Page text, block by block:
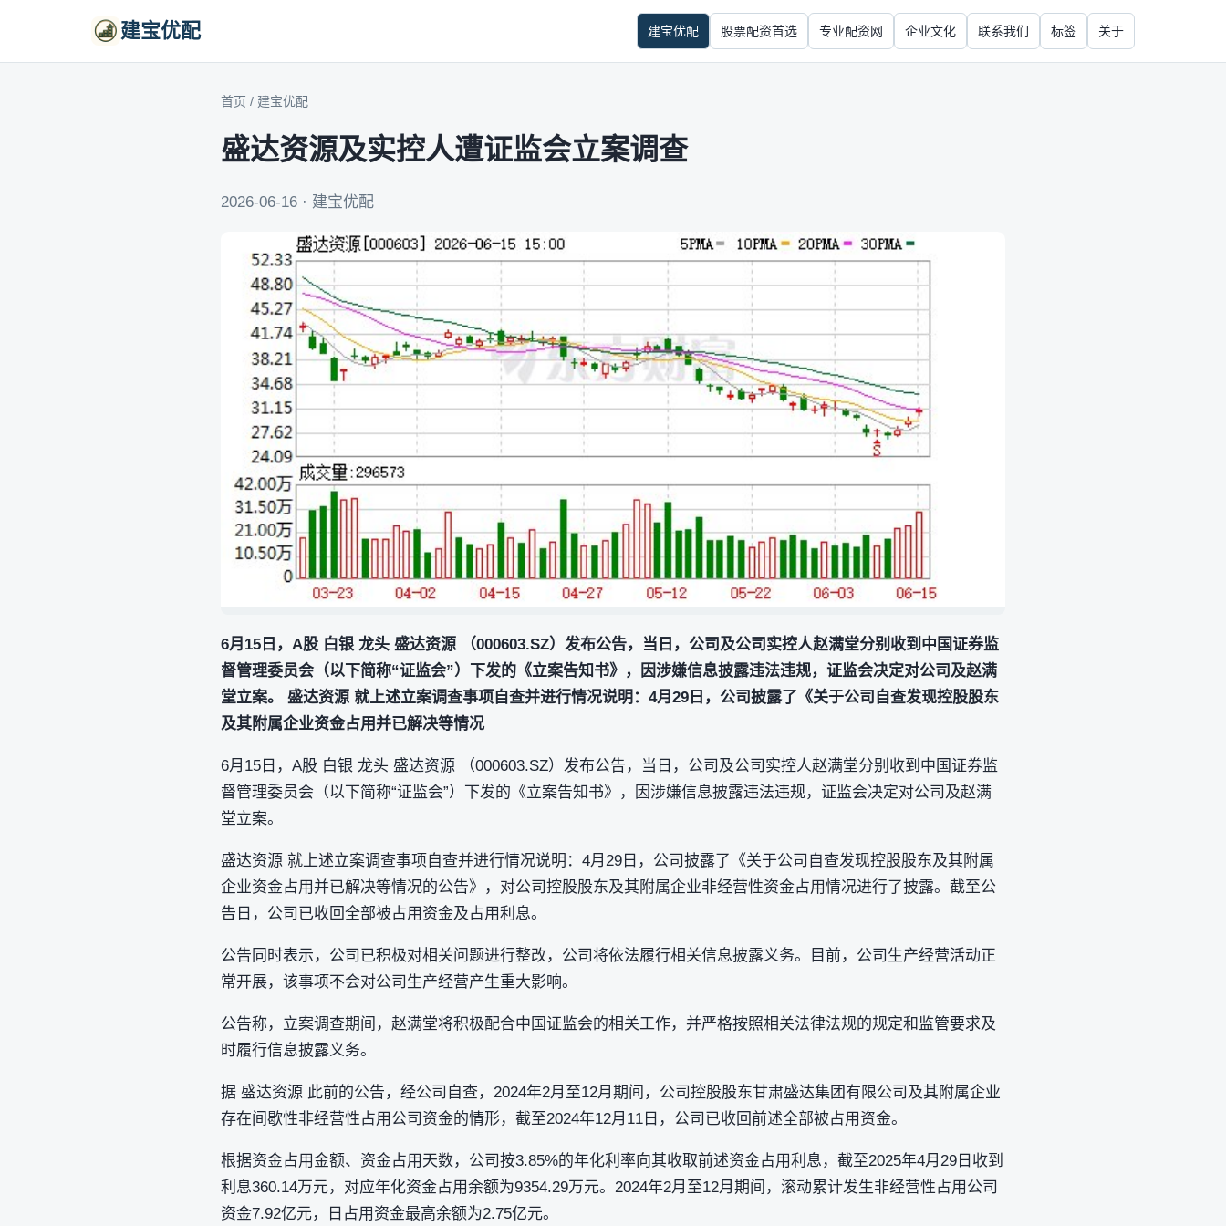
建宝优配 建宝优配 股票配资首选 专业配资网 企业文化 联系我们 标签 关于
首页 / 建宝优配
盛达资源及实控人遭证监会立案调查
2026-06-16 · 建宝优配
6月15日，A股 白银 龙头 盛达资源 （000603.SZ）发布公告，当日，公司及公司实控人赵满堂分别收到中国证券监
督管理委员会（以下简称“证监会”）下发的《立案告知书》，因涉嫌信息披露违法违规，证监会决定对公司及赵满
堂立案。 盛达资源 就上述立案调查事项自查并进行情况说明：4月29日，公司披露了《关于公司自查发现控股股东
及其附属企业资金占用并已解决等情况
6月15日，A股 白银 龙头 盛达资源 （000603.SZ）发布公告，当日，公司及公司实控人赵满堂分别收到中国证券监
督管理委员会（以下简称“证监会”）下发的《立案告知书》，因涉嫌信息披露违法违规，证监会决定对公司及赵满
堂立案。
盛达资源 就上述立案调查事项自查并进行情况说明：4月29日，公司披露了《关于公司自查发现控股股东及其附属
企业资金占用并已解决等情况的公告》，对公司控股股东及其附属企业非经营性资金占用情况进行了披露。截至公
告日，公司已收回全部被占用资金及占用利息。
公告同时表示，公司已积极对相关问题进行整改，公司将依法履行相关信息披露义务。目前，公司生产经营活动正
常开展，该事项不会对公司生产经营产生重大影响。
公告称，立案调查期间，赵满堂将积极配合中国证监会的相关工作，并严格按照相关法律法规的规定和监管要求及
时履行信息披露义务。
据 盛达资源 此前的公告，经公司自查，2024年2月至12月期间，公司控股股东甘肃盛达集团有限公司及其附属企业
存在间歇性非经营性占用公司资金的情形，截至2024年12月11日，公司已收回前述全部被占用资金。
根据资金占用金额、资金占用天数，公司按3.85%的年化利率向其收取前述资金占用利息，截至2025年4月29日收到
利息360.14万元，对应年化资金占用余额为9354.29万元。2024年2月至12月期间，滚动累计发生非经营性占用公司
资金7.92亿元，日占用资金最高余额为2.75亿元。